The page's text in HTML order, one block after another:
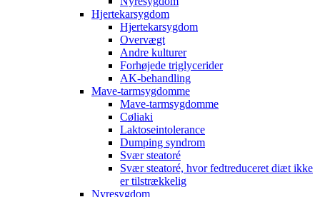
Hjertekarsygdom
Hjertekarsygdom
Overvægt
Andre kulturer
Forhøjede triglycerider
AK-behandling
Mave-tarmsygdomme
Mave-tarmsygdomme
Cøliaki
Laktoseintolerance
Dumping syndrom
Svær steatoré
Svær steatoré, hvor fedtreduceret diæt ikke
er tilstrækkelig
Nyresygdom